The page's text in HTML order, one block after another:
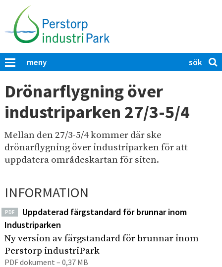
p
a
t
i
l
l
h
u
v
u
i
n
n
e
h
å
l
meny
ö
k
p
å
P
e
r
s
o
r
p
n
d
u
K
l
Drönarflygning över
industriparken 27/3-5/4
Mellan den 27/3-5/4 kommer där ske
drönarflygning över industriparken för att
uppdatera områdeskartan för siten.
INFORMATION
PDF
Uppdaterad färgstandard för brunnar inom
Industriparken
Ny version av färgstandard för brunnar inom
Perstorp industriPark
PDF dokument – 0,37 MB